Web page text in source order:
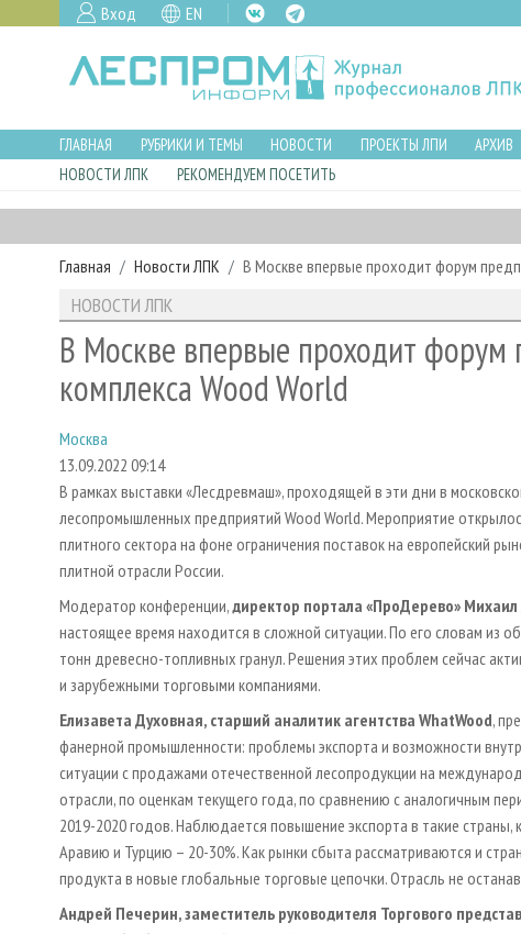
Вход EN
ГЛАВНАЯ РУБРИКИ И ТЕМЫ НОВОСТИ ПРОЕКТЫ ЛПИ АРХИВ
НОВОСТИ ЛПК
РЕКОМЕНДУЕМ ПОСЕТИТЬ
Главная Новости ЛПК В Москве впервые проходит форум
НОВОСТИ ЛПК
В Москве впервые проходит
комплекса Wood World
Москва
13.09.2022 09:14
В рамках выставки «Лесдревмаш», проходящей в эти дни в
лесопромышленных предприятий Wood World. Мероприятие
плитного сектора на фоне ограничения поставок на европейский
плитной отрасли России.
Модератор конференции,директор портала «ПроДерево»
настоящее время находится в сложной ситуации. По его словам из
тонн древесно-топливных гранул. Решения этих проблем сейчас
и зарубежными торговыми компаниями.
Елизавета Духовная, старший аналитик агентства WhatWood,
фанерной промышленности: проблемы экспорта и возможности
ситуации с продажами отечественной лесопродукции на
отрасли, по оценкам текущего года, по сравнению с аналогичным
2019-2020 годов. Наблюдается повышение экспорта в такие
Аравию и Турцию – 20-30%. Как рынки сбыта рассматриваются и
продукта в новые глобальные торговые цепочки. Отрасль не
Андрей Печерин, заместитель руководителя Торгового